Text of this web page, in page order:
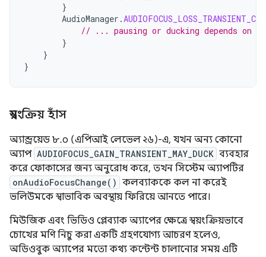
}
AudioManager .
// ... pausing or ducking depends on
}
}
}
স্বয়ংক্রিয় হাঁস
অ্যান্ড্রয়েড ৮.০ (এপিআই লেভেল ২৬)-এ, যখন অন্য কোনো
অ্যাপ AUDIOFOCUS_GAIN_TRANSIENT_MAY_DUCK ব্যবহার
করে ফোকাসের জন্য অনুরোধ করে, তখন সিস্টেম অ্যাপটির
onAudioFocusChange() কলব্যাককে কল না করেই
ভলিউমকে স্বাভাবিক অবস্থায় ফিরিয়ে আনতে পারে।
মিউজিক এবং ভিডিও প্লেব্যাক অ্যাপের ক্ষেত্রে স্বয়ংক্রিয়ভাবে
চোখের মণি নিচু করা একটি গ্রহণযোগ্য আচরণ হলেও,
অডিওবুক অ্যাপের মতো কথ্য কন্টেন্ট চালানোর সময় এটি